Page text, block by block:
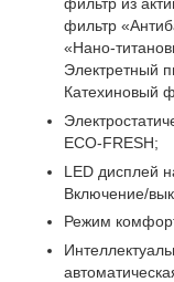
фильтр из
фильтр
«Нано-
Электретный
Катехиновый
ЕСО-FRESH;
LED дисплей
Включение/
Режим